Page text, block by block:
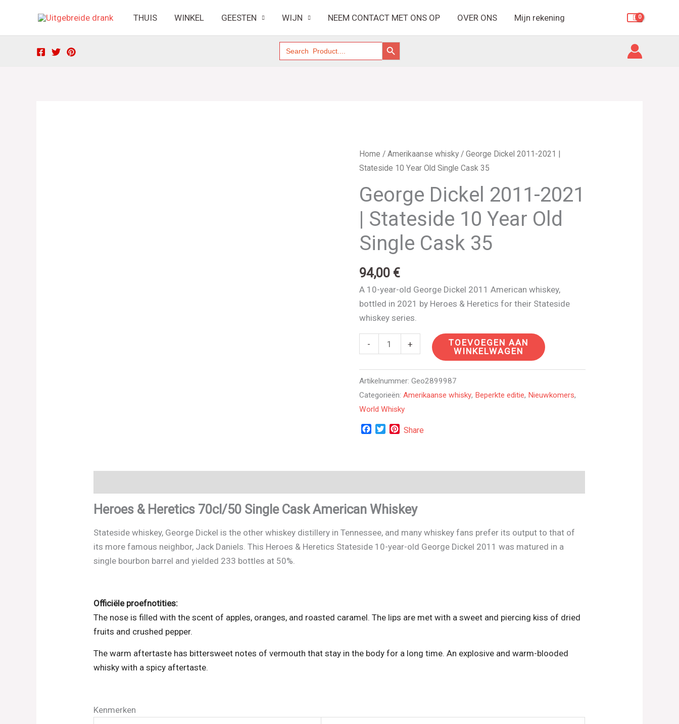
de
THUIS WINKEL GEESTEN WIJN NEEM CONTACT MET ONS OP OVER ONS Mijn rekening
Zoek
naar:
ZOEKKNOP
Home / Amerikaanse whisky/ George Dickel 2011-2021 |
Stateside 10 Year Old Single Cask 35
George Dickel 2011-2021
| Stateside 10 Year Old
Single Cask 35
94,00 €
A 10-year-old George Dickel 2011 American whiskey,
bottled in 2021 by Heroes & Heretics for their Stateside
whiskey series.
-
George
Dickel
2021
Stateside
10
Year
Old
Single
Cask
35
aantal
+
TOEVOEGEN AAN
WINKELWAGEN
Artikelnummer: Geo2899987
Categorieën: Amerikaanse whisky, Beperkte editie, Nieuwkomers,
World Whisky
Facebook
TwitterPinterest
Share
Heroes & Heretics 70cl/50 Single Cask American Whiskey
Stateside whiskey, George Dickel is the other whiskey distillery in Tennessee, and many whiskey fans prefer its output to that of
its more famous neighbor, Jack Daniels. This Heroes & Heretics Stateside 10-year-old George Dickel 2011 was matured in a
single bourbon barrel and yielded 233 bottles at 50%.
Officiële proefnotities:
The nose is filled with the scent of apples, oranges, and roasted caramel. The lips are met with a sweet and piercing kiss of dried
fruits and crushed pepper.
The warm aftertaste has bittersweet notes of vermouth that stay in the body for a long time. An explosive and warm-blooded
whisky with a spicy aftertaste.
Kenmerken
|
Stateside